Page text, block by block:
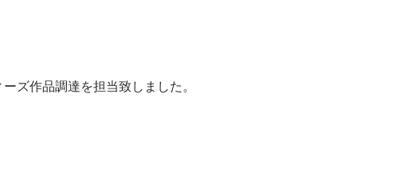
ズ作品調達を担当致しました。